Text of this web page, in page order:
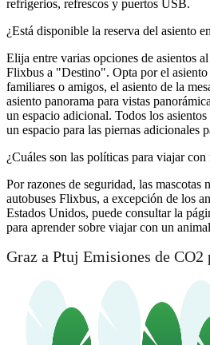
refrigerios, refrescos y puertos USB.
¿Está disponible la reserva del asiento
Elija entre varias opciones de asientos
Flixbus a "Destino". Opta por el asiento
familiares o amigos, el asiento de la
asiento panorama para vistas
un espacio adicional. Todos los
un espacio para las piernas adicionales
¿Cuáles son las políticas para viajar
Por razones de seguridad, las mascotas
autobuses Flixbus, a excepción de los
Estados Unidos, puede consultar la
para aprender sobre viajar con un
Graz a Ptuj Emisiones de CO2